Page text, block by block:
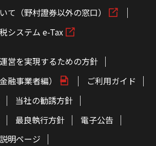
て（野村證券以外の窓口）
システム e-Tax
営を実現するための方針
融事業者編）
ご利用ガイド
当社の勧誘方針
最良執行方針
電子公告
明ページ